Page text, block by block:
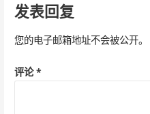
航
发表回复
您的电子邮箱地址不会被公开。
评论*